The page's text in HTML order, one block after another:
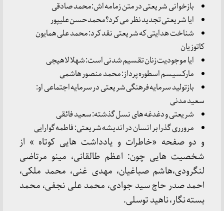
بازخوانی شریعتی در متن زمامه اش:محمد صادقی
ایا شریعتی تجدید نظر می کرد؟محمدحسن علیپور
شناخت هدایتی که شریعتی نقد کرد: محمد علی همایون
کاتوزیان
ایا موجودیت زنان تقسیم شدنی است: شهلا لاهیجی
مارکسیسم اسطوره پرداز: محمد منصور هاشمی
بازتولید سرمایه فرهنگی شریعتی در سرمایه اجتماعی او:
سعید مدنی
شریعتی و دغدغه های نسل گذشته: سعید فائقی
مرورری گذرا بر انسان در اندیشه شریعتی: فاطمه گوارایی
و دو صفحه «خاطرات و یادداشت هایی کوتاه » از
شخصیت هایی چون: اعظم طالقانی، مینو مرتاضی
لنگرودی،هاشم صباغیان، مهدی غنی، محمد ملکی،
احمد صدر حاج سید جوادی، محمد علی نجفی، محمد
بسته نگار، ناهید توسلی.